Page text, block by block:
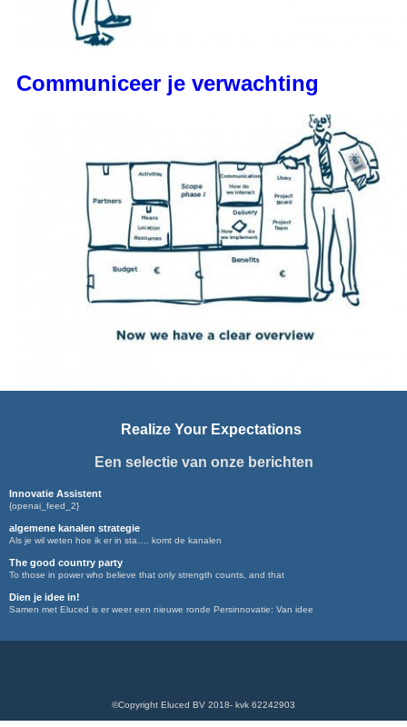
Communiceer je verwachting
Realize Your Expectations
Een selectie van onze berichten
Innovatie Assistent
{openai_feed_2}
algemene kanalen strategie
Als je wil weten hoe ik er in sta…. komt de kanalen
The good country party
To those in power who believe that only strength counts, and that
Dien je idee in!
Samen met Eluced is er weer een nieuwe ronde Persinnovatie: Van idee
©Copyright Eluced BV 2018- kvk 62242903